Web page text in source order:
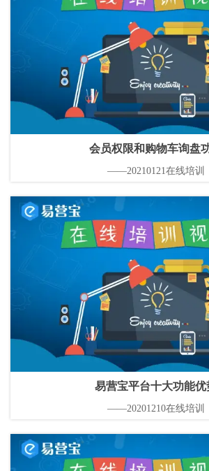
会员权限和购物车询盘
——20210121在线培训
易营宝平台十大功能优
——20201210在线培训